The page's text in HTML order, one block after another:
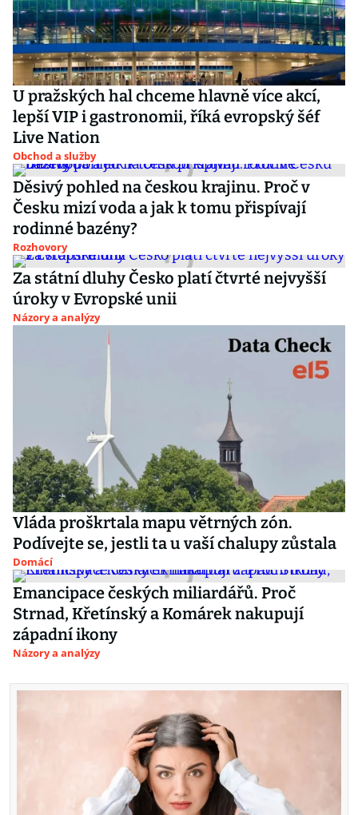
U pražských hal chceme hlavně více akcí,
lepší VIP i gastronomii, říká evropský šéf
Live Nation
Obchod a služby
Děsivý pohled na českou krajinu. Proč v
Česku mizí voda a jak k tomu přispívají
rodinné bazény?
Rozhovory
Za státní dluhy Česko platí čtvrté nejvyšší
úroky v Evropské unii
Názory a analýzy
Vláda proškrtala mapu větrných zón.
Podívejte se, jestli ta u vaší chalupy zůstala
Domácí
Emancipace českých miliardářů. Proč
Strnad, Křetínský a Komárek nakupují
západní ikony
Názory a analýzy